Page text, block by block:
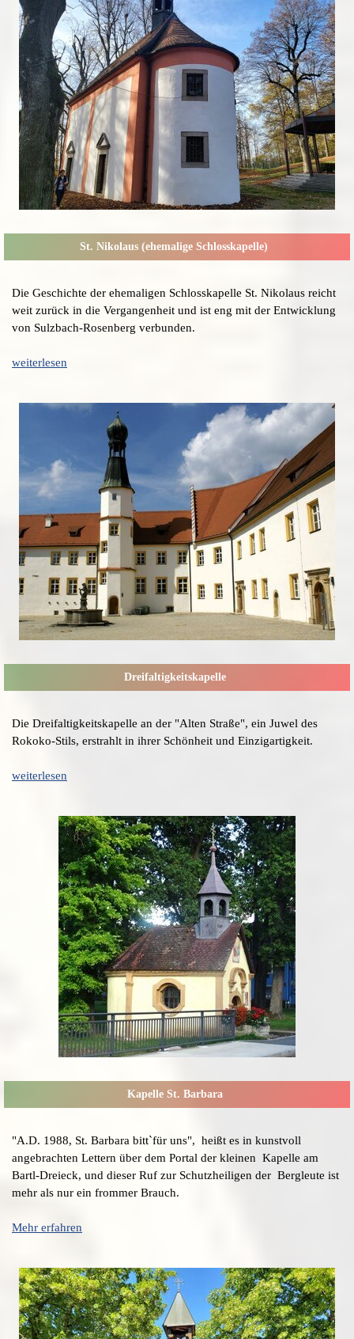
St. Nikolaus (ehemalige Schlosskapelle)
Die Geschichte der ehemaligen Schlosskapelle St. Nikolaus reicht
weit zurück in die Vergangenheit und ist eng mit der Entwicklung
von Sulzbach-Rosenberg verbunden.
weiterlesen
Dreifaltigkeitskapelle
Die Dreifaltigkeitskapelle an der "Alten Straße", ein Juwel des
Rokoko-Stils, erstrahlt in ihrer Schönheit und Einzigartigkeit.
weiterlesen
Kapelle St. Barbara
"A.D. 1988, St. Barbara bitt`für uns", heißt es in kunstvoll
angebrachten Lettern über dem Portal der kleinen Kapelle am
Bartl-Dreieck, und dieser Ruf zur Schutzheiligen der Bergleute ist
mehr als nur ein frommer Brauch.
Mehr erfahren